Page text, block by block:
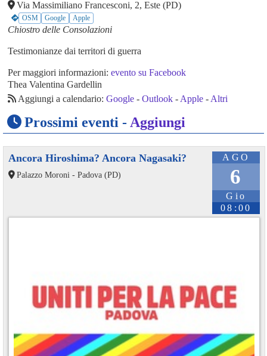
Via Massimiliano Francesconi, 2, Este (PD)
OSM Google Apple
Chiostro delle Consolazioni
Testimonianze dai territori di guerra
Per maggiori informazioni: evento su Facebook
Thea Valentina Gardellin
Aggiungi a calendario: Google- Outlook- Apple- Altri
Prossimi eventi - Aggiungi
AGO
6
Gio
08:00
Ancora Hiroshima? Ancora Nagasaki?
Palazzo Moroni - Padova (PD)